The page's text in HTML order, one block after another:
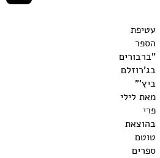
עטיפת
הספר
"ברבורים
בג'רוזלם
ביץ'"
מאת לילי
פרי
בהוצאת
טוטם
ספרים